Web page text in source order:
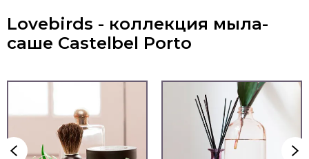
Lovebirds - коллекция мыла-
саше Castelbel Porto